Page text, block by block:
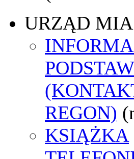
URZĄD
REGON)
KSIĄŻKA